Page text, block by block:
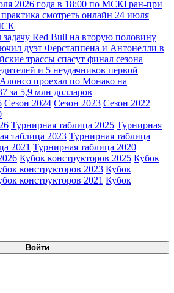
2026 года в 18:00 по МСКГран-при
смотреть онлайн 24 июля
задачу Red Bull на вторую половину
дуэт Ферстаппена и Антонелли в
трассы спасут финал сезона
и 5 неудачников первой
Алонсо проехал по Монако на
за 5,9 млн долларов
Сезон 2024 Сезон 2023 Сезон 2022
Турнирная таблица 2025 Турнирная
таблица 2023 Турнирная таблица
2021 Турнирная таблица 2020
Кубок конструкторов 2025 Кубок
конструкторов 2023 Кубок
конструкторов 2021 Кубок
Войти